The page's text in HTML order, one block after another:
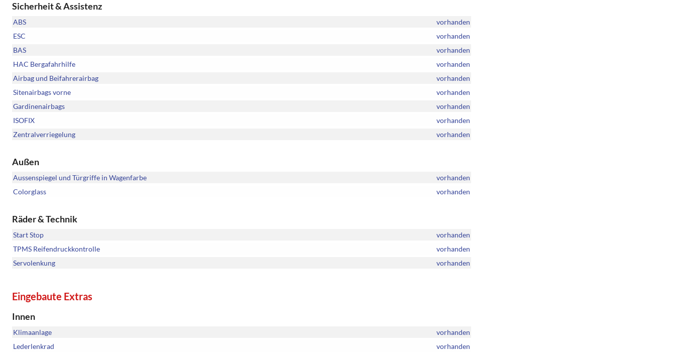
Sicherheit & Assistenz
ABS
vorhanden
ESC
vorhanden
BAS
vorhanden
HAC Bergafahrhilfe
vorhanden
Airbag und Beifahrerairbag
vorhanden
Sitenairbags vorne
vorhanden
Gardinenairbags
vorhanden
ISOFIX
vorhanden
Zentralverriegelung
vorhanden
Außen
Aussenspiegel und Türgriffe in Wagenfarbe
vorhanden
Colorglass
vorhanden
Räder & Technik
Start Stop
vorhanden
TPMS Reifendruckkontrolle
vorhanden
Servolenkung
vorhanden
Eingebaute Extras
Innen
Klimaanlage
vorhanden
Lederlenkrad
vorhanden